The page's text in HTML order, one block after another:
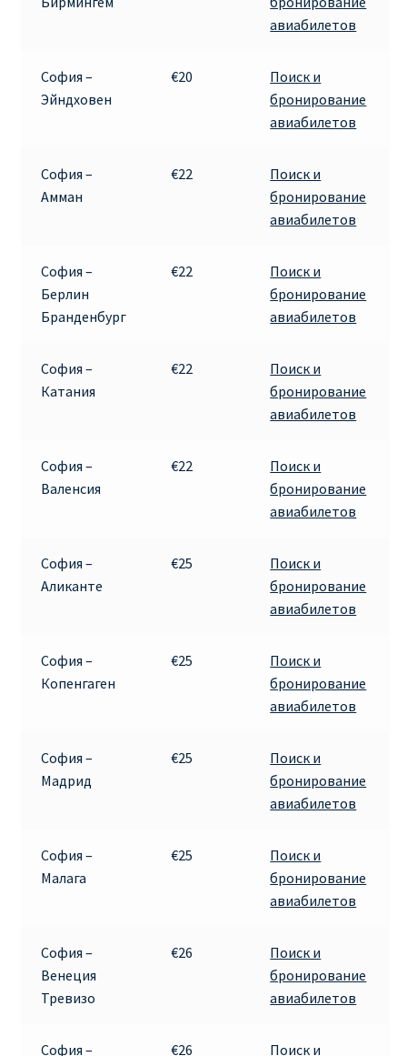
авиабилетов
София –
Эйндховен
€20
Поиск и
бронирование
авиабилетов
София –
Амман
€22
Поиск и
бронирование
авиабилетов
София –
Берлин
Бранденбург
€22
Поиск и
бронирование
авиабилетов
София –
Катания
€22
Поиск и
бронирование
авиабилетов
София –
Валенсия
€22
Поиск и
бронирование
авиабилетов
София –
Аликанте
€25
Поиск и
бронирование
авиабилетов
София –
Копенгаген
€25
Поиск и
бронирование
авиабилетов
София –
Мадрид
€25
Поиск и
бронирование
авиабилетов
София –
Малага
€25
Поиск и
бронирование
авиабилетов
София –
Венеция
Тревизо
€26
Поиск и
бронирование
авиабилетов
София –
€26
Поиск и